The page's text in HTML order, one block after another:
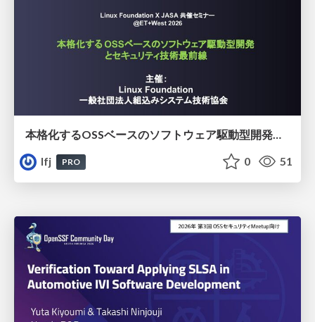
本格化するOSSベースのソフトウェア駆動型開発とセキュリティ技術最前線​
lfj
PRO 0 51